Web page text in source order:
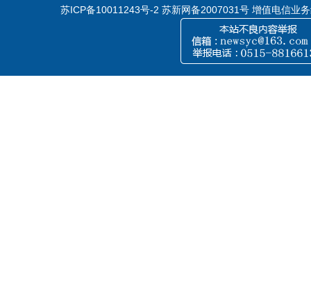
苏ICP备10011243号-2 苏新网备2007031号 增值电信业